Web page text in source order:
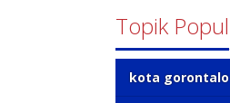
Topik Popul
kota gorontalo